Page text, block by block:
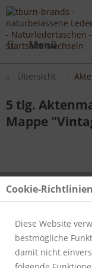
Menü
Übersicht
5 tlg.
Mappe
Cookie-Richtlinien
Diese Website
bestmögliche
damit nicht